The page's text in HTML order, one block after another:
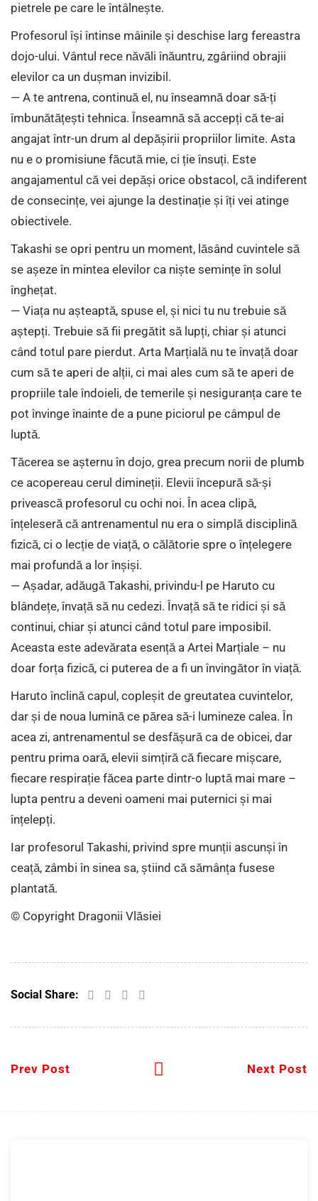
pietrele pe care le întâlnește.
Profesorul își întinse mâinile și deschise larg fereastra
dojo-ului. Vântul rece năvăli înăuntru, zgâriind obrajii
elevilor ca un dușman invizibil.
— A te antrena, continuă el, nu înseamnă doar să-ți
îmbunătățești tehnica. Înseamnă să accepți că te-ai
angajat într-un drum al depășirii propriilor limite. Asta
nu e o promisiune făcută mie, ci ție însuți. Este
angajamentul că vei depăși orice obstacol, că indiferent
de consecințe, vei ajunge la destinație și îți vei atinge
obiectivele.
Takashi se opri pentru un moment, lăsând cuvintele să
se așeze în mintea elevilor ca niște semințe în solul
înghețat.
— Viața nu așteaptă, spuse el, și nici tu nu trebuie să
aștepți. Trebuie să fii pregătit să lupți, chiar și atunci
când totul pare pierdut. Arta Marțială nu te învață doar
cum să te aperi de alții, ci mai ales cum să te aperi de
propriile tale îndoieli, de temerile și nesiguranța care te
pot învinge înainte de a pune piciorul pe câmpul de
luptă.
Tăcerea se așternu în dojo, grea precum norii de plumb
ce acopereau cerul dimineții. Elevii începură să-și
privească profesorul cu ochi noi. În acea clipă,
înțeleseră că antrenamentul nu era o simplă disciplină
fizică, ci o lecție de viață, o călătorie spre o înțelegere
mai profundă a lor înșiși.
— Așadar, adăugă Takashi, privindu-l pe Haruto cu
blândețe, învață să nu cedezi. Învață să te ridici și să
continui, chiar și atunci când totul pare imposibil.
Aceasta este adevărata esență a Artei Marțiale – nu
doar forța fizică, ci puterea de a fi un învingător în viață.
Haruto înclină capul, copleșit de greutatea cuvintelor,
dar și de noua lumină ce părea să-i lumineze calea. În
acea zi, antrenamentul se desfășură ca de obicei, dar
pentru prima oară, elevii simțiră că fiecare mișcare,
fiecare respirație făcea parte dintr-o luptă mai mare –
lupta pentru a deveni oameni mai puternici și mai
înțelepți.
Iar profesorul Takashi, privind spre munții ascunși în
ceață, zâmbi în sinea sa, știind că sămânța fusese
plantată.
© Copyright Dragonii Vlăsiei
Social Share:
Prev Post Next Post